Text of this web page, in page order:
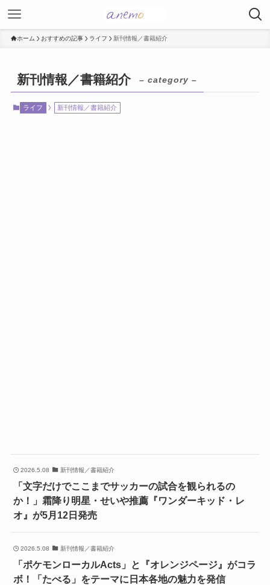
ホーム おすすめの記事 ライフ 新刊情報／書籍紹介
新刊情報／書籍紹介 – category –
ライフ 新刊情報／書籍紹介
2026.5.08 新刊情報／書籍紹介
「文字だけでここまでサッカーの試合を観られるの
か！」霜降り明星・せいや推薦『ワンダーキッド・レ
オ』が5月12日発売
2026.5.08 新刊情報／書籍紹介
「ポケモンローカルActs」と『オレンジページ』がコラ
ボ！「たべる」をテーマに日本各地の魅力を発信